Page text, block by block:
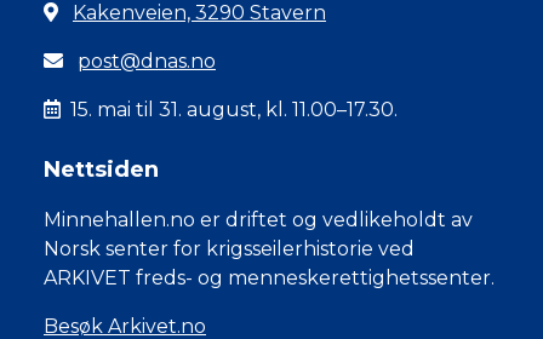
Kakenveien, 3290 Stavern
post@dnas.no
15. mai til 31. august, kl. 11.00–17.30.
Nettsiden
Minnehallen.no er driftet og vedlikeholdt av
Norsk senter for krigsseilerhistorie ved
ARKIVET freds- og menneskerettighetssenter.
Besøk Arkivet.no